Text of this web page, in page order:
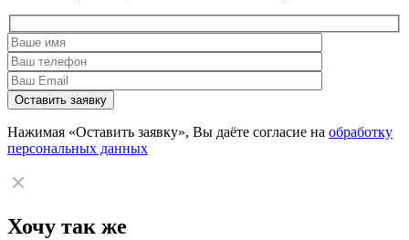
Нажимая «Оставить заявку», Вы даёте согласие на обработку
персональных данных
Хочу так же